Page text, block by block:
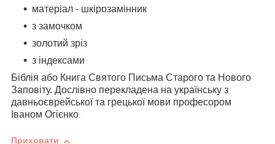
матеріал - шкірозамінник
з замочком
золотий зріз
з індексами
Біблія або Книга Святого Письма Старого та Нового
Заповіту. Дослівно перекладена на українську з
давньоєврейської та грецької мови професором
Іваном Огієнко.
Приховати